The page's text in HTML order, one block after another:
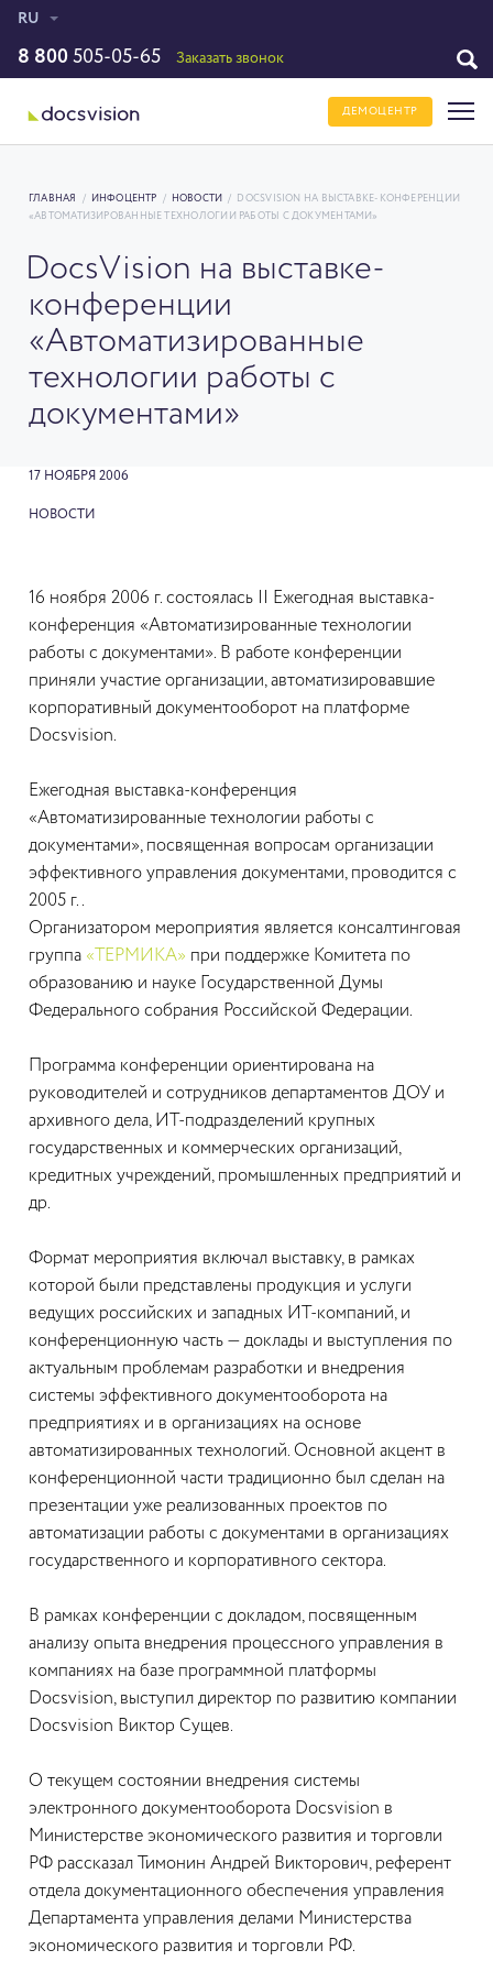
RU
8 800 505-05-65 Заказать звонок
ДЕМОЦЕНТР
ГЛАВНАЯ / ИНФОЦЕНТР / НОВОСТИ /
DOCSVISION НА ВЫСТАВКЕ-КОНФЕРЕНЦИИ
«АВТОМАТИЗИРОВАННЫЕ ТЕХНОЛОГИИ РАБОТЫ С ДОКУМЕНТАМИ»
DocsVision на выставке-
конференции
«Автоматизированные
технологии работы с
документами»
17 НОЯБРЯ 2006
НОВОСТИ
16 ноября 2006 г. состоялась II Ежегодная выставка-
конференция «Автоматизированные технологии
работы с документами». В работе конференции
приняли участие организации, автоматизировавшие
корпоративный документооборот на платформе
Docsvision.
Ежегодная выставка-конференция
«Автоматизированные технологии работы с
документами», посвященная вопросам организации
эффективного управления документами, проводится с
2005 г..
Организатором мероприятия является консалтинговая
группа «ТЕРМИКА» при поддержке Комитета по
образованию и науке Государственной Думы
Федерального собрания Российской Федерации.
Программа конференции ориентирована на
руководителей и сотрудников департаментов ДОУ и
архивного дела, ИТ-подразделений крупных
государственных и коммерческих организаций,
кредитных учреждений, промышленных предприятий и
др.
Формат мероприятия включал выставку, в рамках
которой были представлены продукция и услуги
ведущих российских и западных ИТ-компаний, и
конференционную часть — доклады и выступления по
актуальным проблемам разработки и внедрения
системы эффективного документооборота на
предприятиях и в организациях на основе
автоматизированных технологий. Основной акцент в
конференционной части традиционно был сделан на
презентации уже реализованных проектов по
автоматизации работы с документами в организациях
государственного и корпоративного сектора.
В рамках конференции с докладом, посвященным
анализу опыта внедрения процессного управления в
компаниях на базе программной платформы
Docsvision, выступил директор по развитию компании
Docsvision Виктор Сущев.
О текущем состоянии внедрения системы
электронного документооборота Docsvision в
Министерстве экономического развития и торговли
РФ рассказал Тимонин Андрей Викторович, референт
отдела документационного обеспечения управления
Департамента управления делами Министерства
экономического развития и торговли РФ.